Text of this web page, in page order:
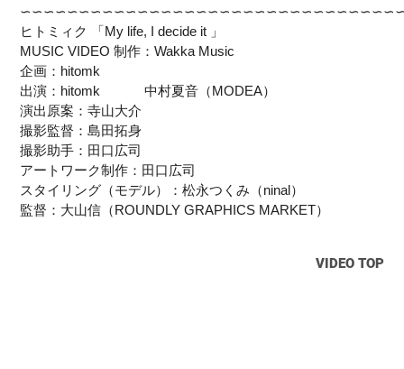
ヒトミィク 「My life, I decide it 」
MUSIC VIDEO 制作：Wakka Music
企画：hitomk
出演：hitomk 中村夏音（MODEA）
演出原案：寺山大介
撮影監督：島田拓身
撮影助手：田口広司
アートワーク制作：田口広司
スタイリング（モデル）：松永つくみ（ninal）
監督：大山信（ROUNDLY GRAPHICS MARKET）
VIDEO TOP